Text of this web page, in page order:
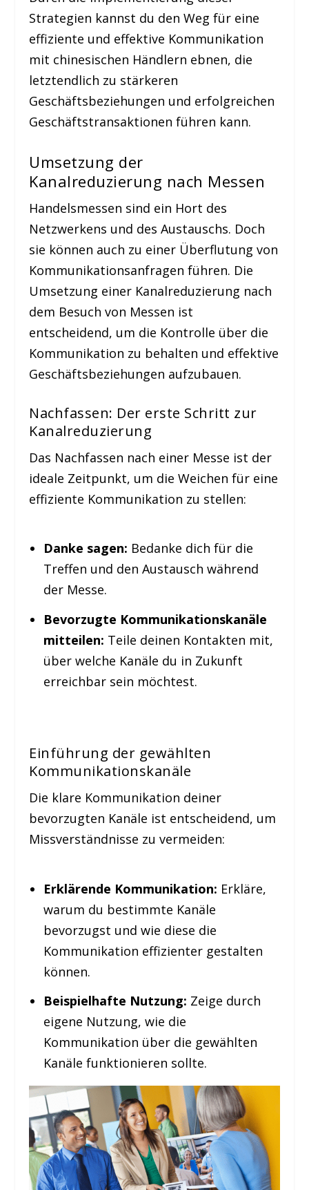
Strategien kannst du den Weg für eine
effiziente und effektive Kommunikation
mit chinesischen Händlern ebnen, die
letztendlich zu stärkeren
Geschäftsbeziehungen und erfolgreichen
Geschäftstransaktionen führen kann.
Umsetzung der
Kanalreduzierung nach Messen
Handelsmessen sind ein Hort des
Netzwerkens und des Austauschs. Doch
sie können auch zu einer Überflutung von
Kommunikationsanfragen führen. Die
Umsetzung einer Kanalreduzierung nach
dem Besuch von Messen ist
entscheidend, um die Kontrolle über die
Kommunikation zu behalten und effektive
Geschäftsbeziehungen aufzubauen.
Nachfassen: Der erste Schritt zur
Kanalreduzierung
Das Nachfassen nach einer Messe ist der
ideale Zeitpunkt, um die Weichen für eine
effiziente Kommunikation zu stellen:
Danke sagen: Bedanke dich für die
Treffen und den Austausch während
der Messe.
Bevorzugte Kommunikationskanäle
mitteilen: Teile deinen Kontakten mit,
über welche Kanäle du in Zukunft
erreichbar sein möchtest.
Einführung der gewählten
Kommunikationskanäle
Die klare Kommunikation deiner
bevorzugten Kanäle ist entscheidend, um
Missverständnisse zu vermeiden:
Erklärende Kommunikation: Erkläre,
warum du bestimmte Kanäle
bevorzugst und wie diese die
Kommunikation effizienter gestalten
können.
Beispielhafte Nutzung: Zeige durch
eigene Nutzung, wie die
Kommunikation über die gewählten
Kanäle funktionieren sollte.